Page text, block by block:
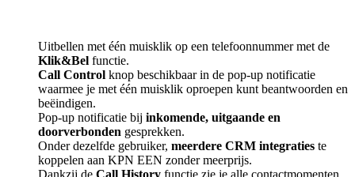
Uitbellen met één muisklik op een telefoonnummer met de
Klik&Bel functie.
Call Control knop beschikbaar in de pop-up notificatie
waarmee je met één muisklik oproepen kunt beantwoorden en
beëindigen.
Pop-up notificatie bij inkomende, uitgaande en
doorverbonden gesprekken.
Onder dezelfde gebruiker, meerdere CRM integraties te
koppelen aan KPN EEN zonder meerprijs.
Dankzij de Call History functie zie je alle contactmomenten